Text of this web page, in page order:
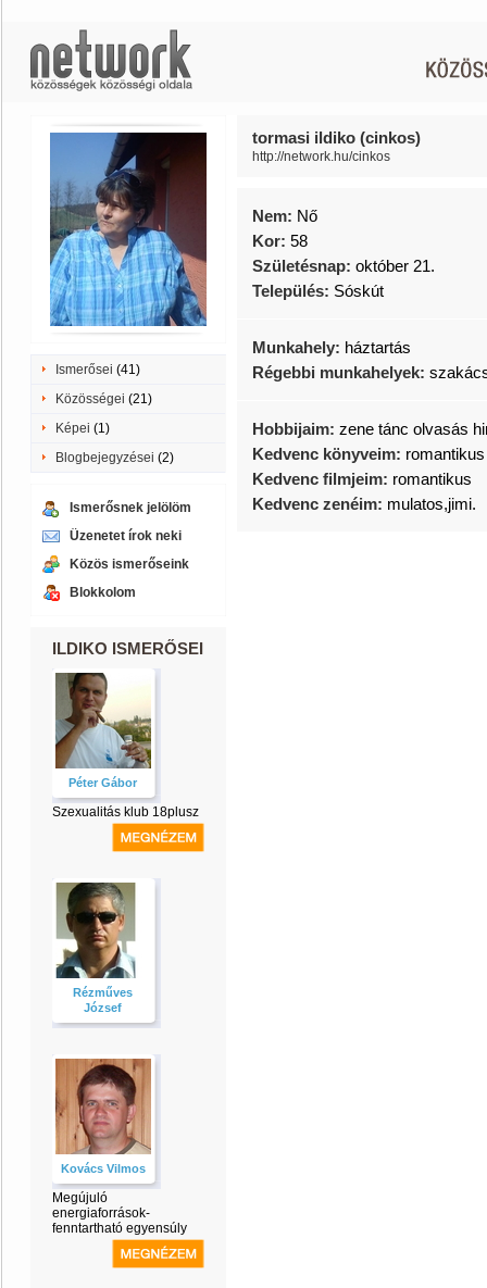
Ismerősei (41)
Közösségei (21)
Képei (1)
Blogbejegyzései (2)
Ismerősnek jelölöm
Üzenetet írok neki
Közös ismerőseink
Blokkolom
ILDIKO ISMERŐSEI
Péter Gábor
Szexualitás klub 18plusz
Rézműves
József
Kovács Vilmos
Megújuló
energiaforrások-
fenntartható egyensúly
tormasi ildiko (cinkos)
http://network.hu/cinkos
Nem: Nő
Kor: 58
Születésnap: október 21.
Település: Sóskút
Munkahely: háztartás
Régebbi munkahelyek:
Hobbijaim: zene tánc olvasás
Kedvenc könyveim: romantikus
Kedvenc filmjeim: romantikus
Kedvenc zenéim: mulatos,jimi.